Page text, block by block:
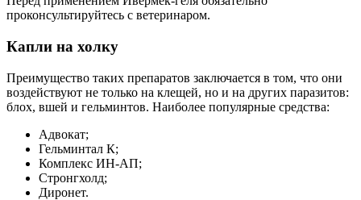
проконсультируйтесь с ветеринаром.
Капли на холку
Преимущество таких препаратов заключается в том, что они
воздействуют не только на клещей, но и на других паразитов:
блох, вшей и гельминтов. Наиболее популярные средства:
Адвокат;
Гельминтал К;
Комплекс ИН-АП;
Стронгхолд;
Диронет.